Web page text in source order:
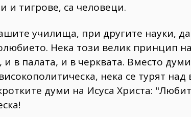
и тигрове, са человеци.
училища, при другите науки,
Нека този велик принцип
и в палата, и в черквата. Вместо
нека се турят над
думи на Исуса Христа: